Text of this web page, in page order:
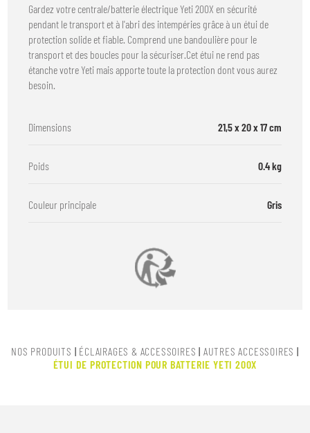
NOS PRODUITS | ÉCLAIRAGES & ACCESSOIRES | AUTRES ACCESSOIRES |
ÉTUI DE PROTECTION POUR BATTERIE YETI 200X
Gardez votre centrale/batterie électrique Yeti 200X en sécurité
pendant le transport et à l'abri des intempéries grâce à un étui de
protection solide et fiable. Comprend une bandoulière pour le
transport et des boucles pour la sécuriser.Cet étui ne rend pas
étanche votre Yeti mais apporte toute la protection dont vous aurez
besoin.
Dimensions 21,5 x 20 x 17 cm
Poids 0.4 kg
Couleur principale Gris